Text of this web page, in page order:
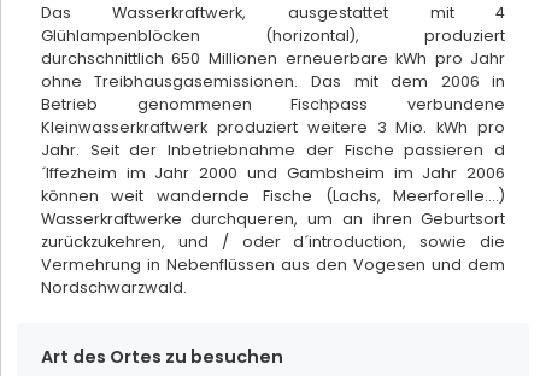
gefundene Ergebnisse 133
Das Wasserkraftwerk, ausgestattet mit 4
Glühlampenblöcken (horizontal), produziert
durchschnittlich 650 Millionen erneuerbare kWh pro Jahr
ohne Treibhausgasemissionen. Das mit dem 2006 in
Betrieb genommenen Fischpass verbundene
Kleinwasserkraftwerk produziert weitere 3 Mio. kWh pro
Jahr. Seit der Inbetriebnahme der Fische passieren d
´Iffezheim im Jahr 2000 und Gambsheim im Jahr 2006
können weit wandernde Fische (Lachs, Meerforelle....)
Wasserkraftwerke durchqueren, um an ihren Geburtsort
zurückzukehren, und / oder d´introduction, sowie die
Vermehrung in Nebenflüssen aus den Vogesen und dem
Nordschwarzwald.
Art des Ortes zu besuchen